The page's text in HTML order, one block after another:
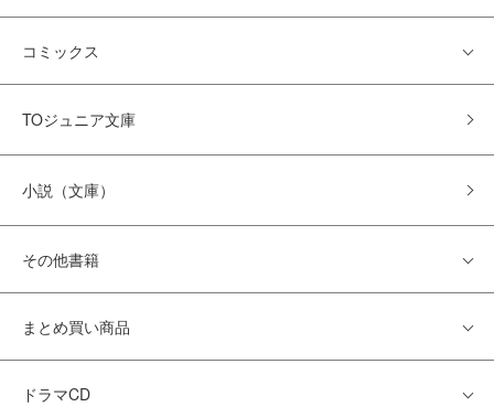
コミックス
TOジュニア文庫
小説（文庫）
その他書籍
まとめ買い商品
ドラマCD